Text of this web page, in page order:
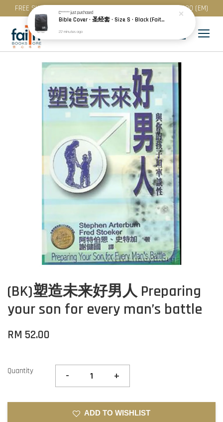
FREE SHIPPING for purchase above RM 200 (WM) / RM 300 (EM)
(BK)塑造未来好男人 Preparing
your son for every man’s battle
RM 52.00
Quantity - +
ADD TO WISHLIST
C******just purchased
Bible Cover · 圣经套 · Size S · Black (Faith) | Blue (Hope) | Maroon (Love)
22 minutes ago